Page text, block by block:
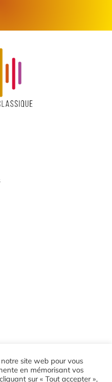
site web pour vous
en mémorisant vos
sur « Tout accepter »,